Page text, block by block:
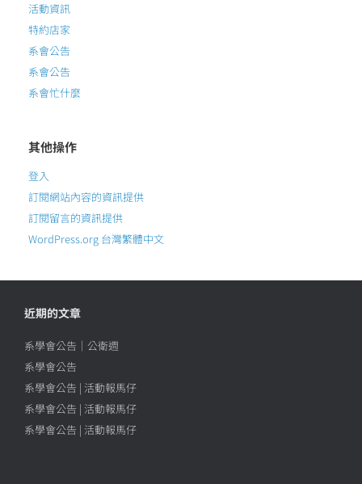
活動資訊
特約店家
系會公告
系會公告
系會忙什麼
其他操作
登入
訂閱網站內容的資訊提供
訂閱留言的資訊提供
WordPress.org 台灣繁體中文
近期的文章
系學會公告｜公衛週
系學會公告
系學會公告 | 活動報馬仔
系學會公告 | 活動報馬仔
系學會公告 | 活動報馬仔